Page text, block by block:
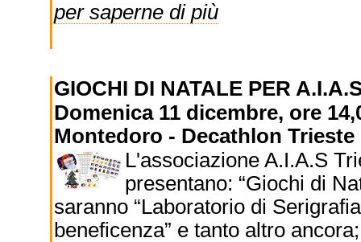
per saperne di più
GIOCHI DI NATALE PER
Domenica 11 dicembre, ore
Montedoro - Decathlon Trieste
L'associazione A.I.A.S
presentano: “Giochi di
saranno “Laboratorio di
beneficenza” e tanto altro